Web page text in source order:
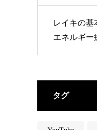
レイキの基
エネルギー
タグ